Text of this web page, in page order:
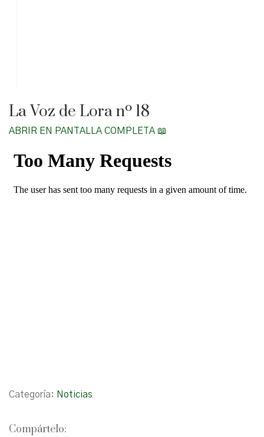
La Voz de Lora nº 18
ABRIR EN PANTALLA COMPLETA 📖
Categoría: Noticias
Compártelo: